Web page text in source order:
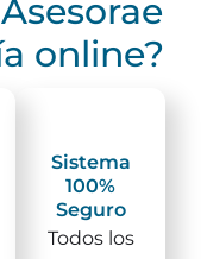
online?
Sistema
100%
Seguro
Todos los